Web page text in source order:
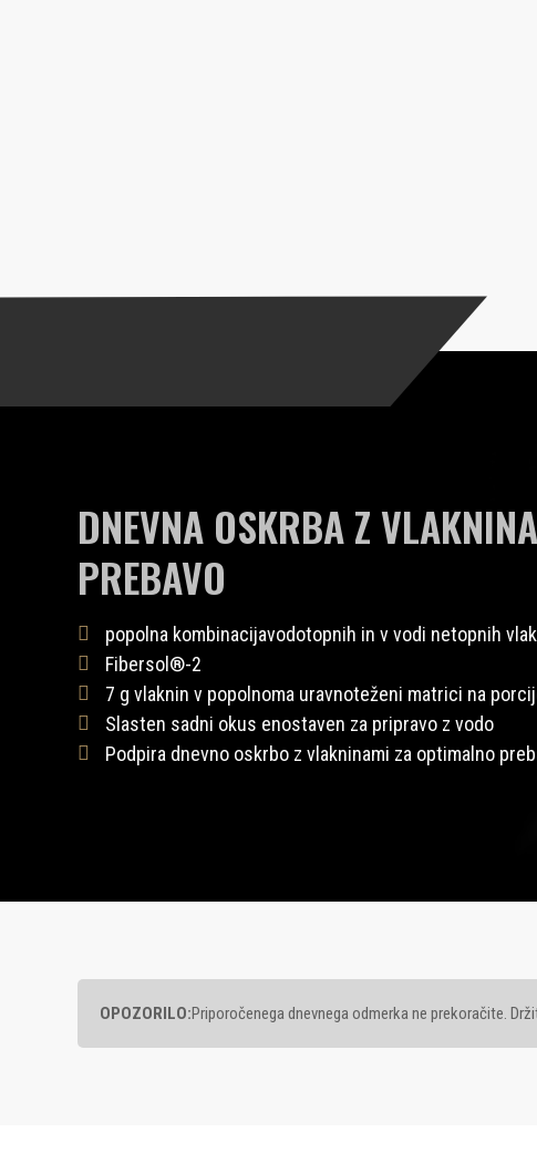
DNEVNA OSKRBA Z
PREBAVO
popolna kombinacijavodotopnih in v vodi netopnih
Fibersol®-2
7 g vlaknin v popolnoma uravnoteženi matrici na
Slasten sadni okus enostaven za pripravo z vodo
Podpira dnevno oskrbo z vlakninami za optimalno
OPOZORILO:Priporočenega dnevnega odmerka ne prekoračite.